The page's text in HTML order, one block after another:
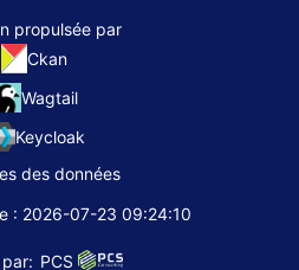
propulsée par
Ckan
Wagtail
Keycloak
des données
: 2026-07-23 09:24:10
par: PCS